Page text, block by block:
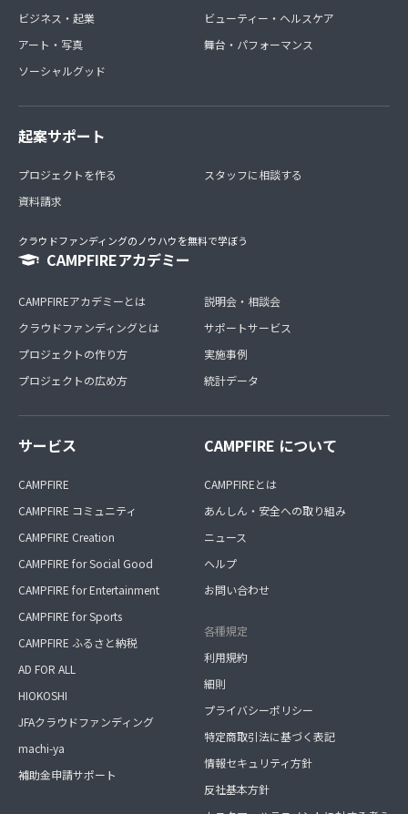
ビジネス・起業
アート・写真
ソーシャルグッド
ビューティー・ヘルスケア
舞台・パフォーマンス
起案サポート
プロジェクトを作る
資料請求
スタッフに相談する
クラウドファンディングのノウハウを無料で学ぼう
CAMPFIREアカデミー
CAMPFIREアカデミーとは
クラウドファンディングとは
プロジェクトの作り方
プロジェクトの広め方
説明会・相談会
サポートサービス
実施事例
統計データ
サービス
CAMPFIRE
CAMPFIRE コミュニティ
CAMPFIRE Creation
CAMPFIRE for Social Good
CAMPFIRE for Entertainment
CAMPFIRE for Sports
CAMPFIRE ふるさと納税
AD FOR ALL
HIOKOSHI
JFAクラウドファンディング
machi-ya
補助金申請サポート
CAMPFIRE について
CAMPFIREとは
あんしん・安全への取り組み
ニュース
ヘルプ
お問い合わせ
各種規定
利用規約
細則
プライバシーポリシー
特定商取引法に基づく表記
情報セキュリティ方針
反社基本方針